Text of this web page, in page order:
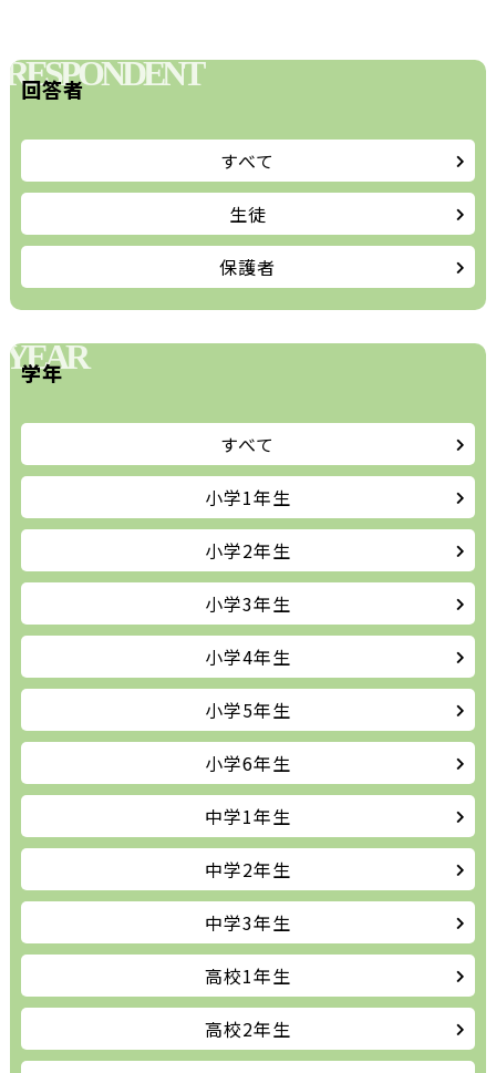
RESPONDENT
回答者
すべて
生徒
保護者
YEAR
学年
すべて
小学1年生
小学2年生
小学3年生
小学4年生
小学5年生
小学6年生
中学1年生
中学2年生
中学3年生
高校1年生
高校2年生